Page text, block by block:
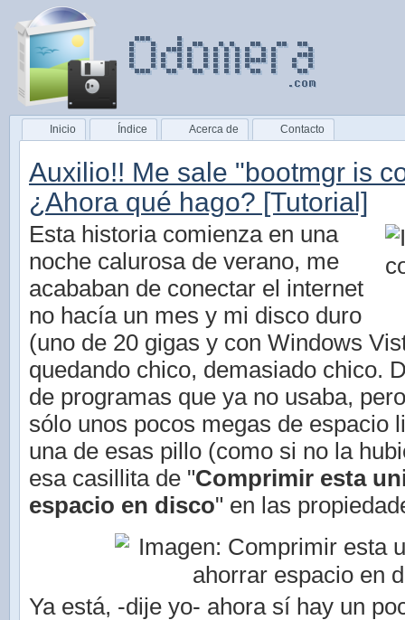
Inicio Índice Acerca de Contacto
Auxilio!! Me sale "bootmgr is
¿Ahora qué hago? [Tutorial]
Esta historia comienza en una
noche calurosa de verano, me
acababan de conectar el internet
no hacía un mes y mi disco duro
(uno de 20 gigas y con Windows
quedando chico, demasiado chico.
de programas que ya no usaba,
sólo unos pocos megas de espacio
una de esas pillo (como si no la
esa casillita de "Comprimir esta
espacio en disco" en las
Ya está, -dije yo- ahora sí hay un